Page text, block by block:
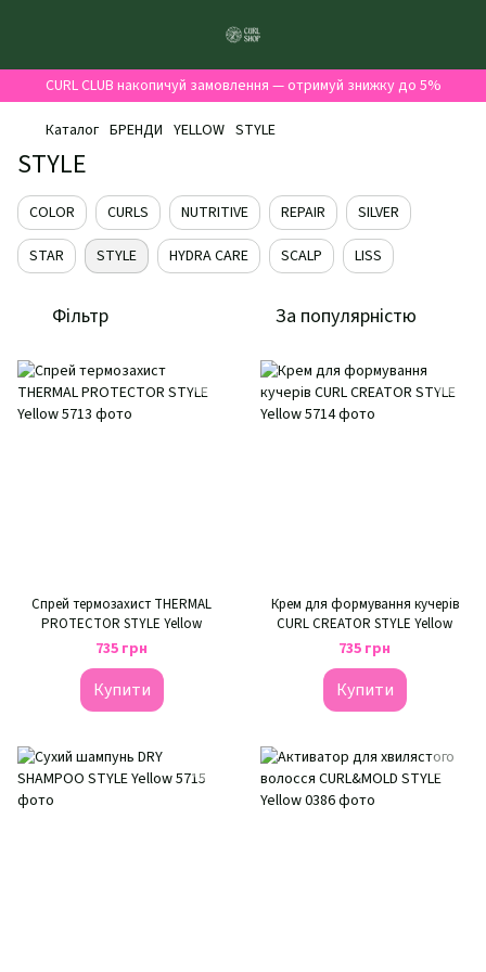
CURL CLUB накопичуй замовлення — отримуй знижку до 5%
Каталог БРЕНДИ YELLOW STYLE
STYLE
COLOR CURLS NUTRITIVE REPAIR
SILVER
STAR
STYLE HYDRA CARE SCALP LISS
Фільтр За популярністю
Спрей термозахист THERMAL
PROTECTOR STYLE Yellow
735 грн
Купити
Крем для формування кучерів
CURL CREATOR STYLE Yellow
735 грн
Купити